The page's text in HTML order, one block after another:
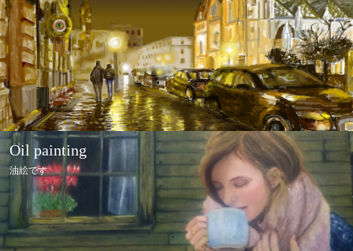
Oil painting
油絵です